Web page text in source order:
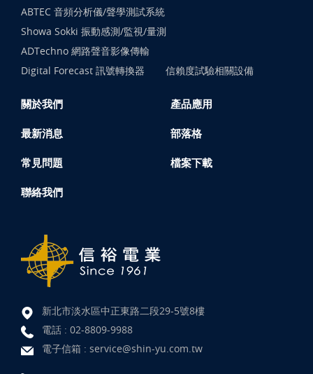
ABTEC 音頻分析儀/聲學測試系統
Showa Sokki 振動感測/監視/量測
ADTechno 網路聲音影像傳輸
Digital Forecast 訊號轉換器
信賴度試驗相關設備
關於我們 產品應用
最新消息 部落格
常見問題 檔案下載
聯絡我們
新北市淡水區中正東路二段29-5號8樓
電話 : 02-8809-9988
電子信箱 : service@shin-yu.com.tw